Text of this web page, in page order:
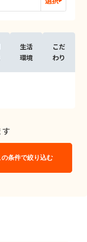
生活
環境
こだ
わり
の条件で絞り込む